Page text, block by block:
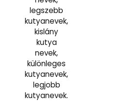
legszebb
kutyanevek,
kislány
kutya
nevek,
különleges
kutyanevek,
legjobb
kutyanevek.